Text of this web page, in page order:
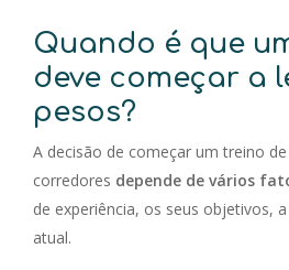
Quando é que
deve começar a
pesos?
A decisão de começar um treino
corredores depende de vários
de experiência, os seus objetivos,
atual.